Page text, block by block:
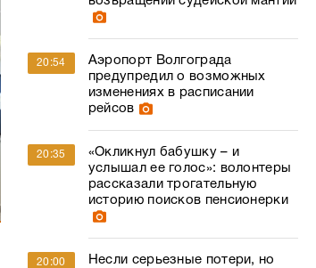
20:54
Аэропорт Волгограда
предупредил о возможных
изменениях в расписании
рейсов
20:35
«Окликнул бабушку – и
услышал ее голос»: волонтеры
рассказали трогательную
историю поисков пенсионерки
20:00
Несли серьезные потери, но